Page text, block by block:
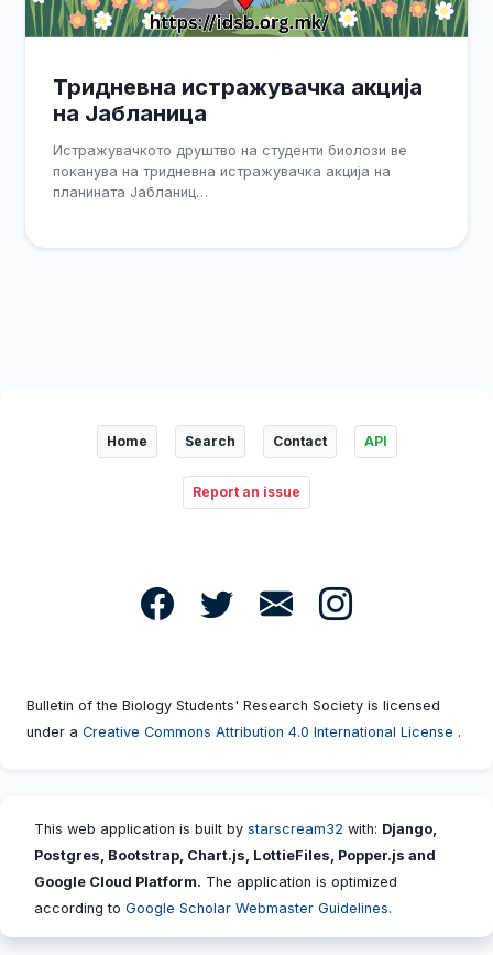
Тридневна истражувачка акција
на Јабланица
Истражувачкото друштво на студенти биолози ве
поканува на тридневна истражувачка акција на
планината Јабланиц…
Home Search Contact API
Report an issue
Bulletin of the Biology Students' Research Society is licensed
under a Creative Commons Attribution 4.0 International License .
This web application is built by starscream32 with: Django,
Postgres, Bootstrap, Chart.js, LottieFiles, Popper.js and
Google Cloud Platform. The application is optimized
according to Google Scholar Webmaster Guidelines.